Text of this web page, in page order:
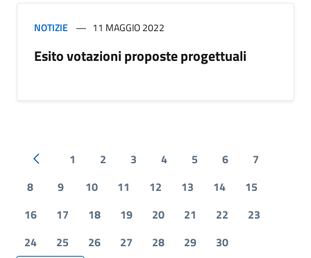
NOTIZIE 11 MAGGIO 2022
Esito votazioni proposte progettuali
Pagina precedente
1 2 3 4 5 6
7
8
9 10 11 12 13 14
15
16
17 18 19 20 21 22
23
24
25 26 27 28 29
30